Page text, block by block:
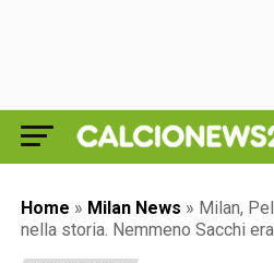
Home » Milan News » Milan,
nella storia. Nemmeno Sacchi